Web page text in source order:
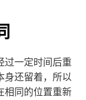
过一定时间后重
身还留着，所以
相同的位置重新